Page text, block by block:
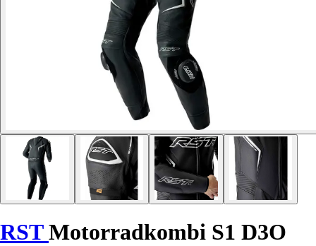
RSTMotorradkombi S1 D3O